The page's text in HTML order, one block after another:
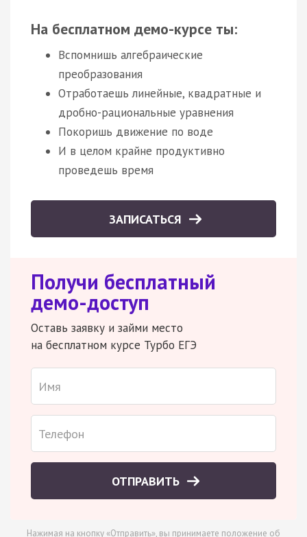
На бесплатном демо-курсе ты:
Вспомнишь алгебраические
преобразования
Отработаешь линейные, квадратные и
дробно-рациональные уравнения
Покоришь движение по воде
И в целом крайне продуктивно
проведешь время
ЗАПИСАТЬСЯ
Получи бесплатный
демо-доступ
Оставь заявку и займи место
на бесплатном курсе Турбо ЕГЭ
ОТПРАВИТЬ
Нажимая на кнопку «Отправить», вы принимаете положение об